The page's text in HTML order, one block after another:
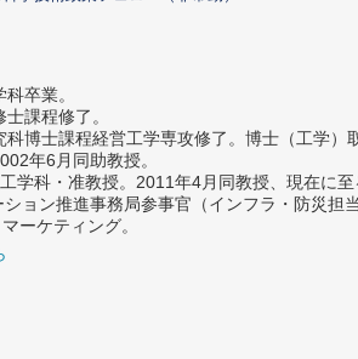
卒業。
課程修了。
博士課程経営工学専攻修了。博士（工学）
年6月同助教授。
学科・准教授。2011年4月同教授、現在に至
ョン推進事務局参事官（インフラ・防災担
ーケティング。